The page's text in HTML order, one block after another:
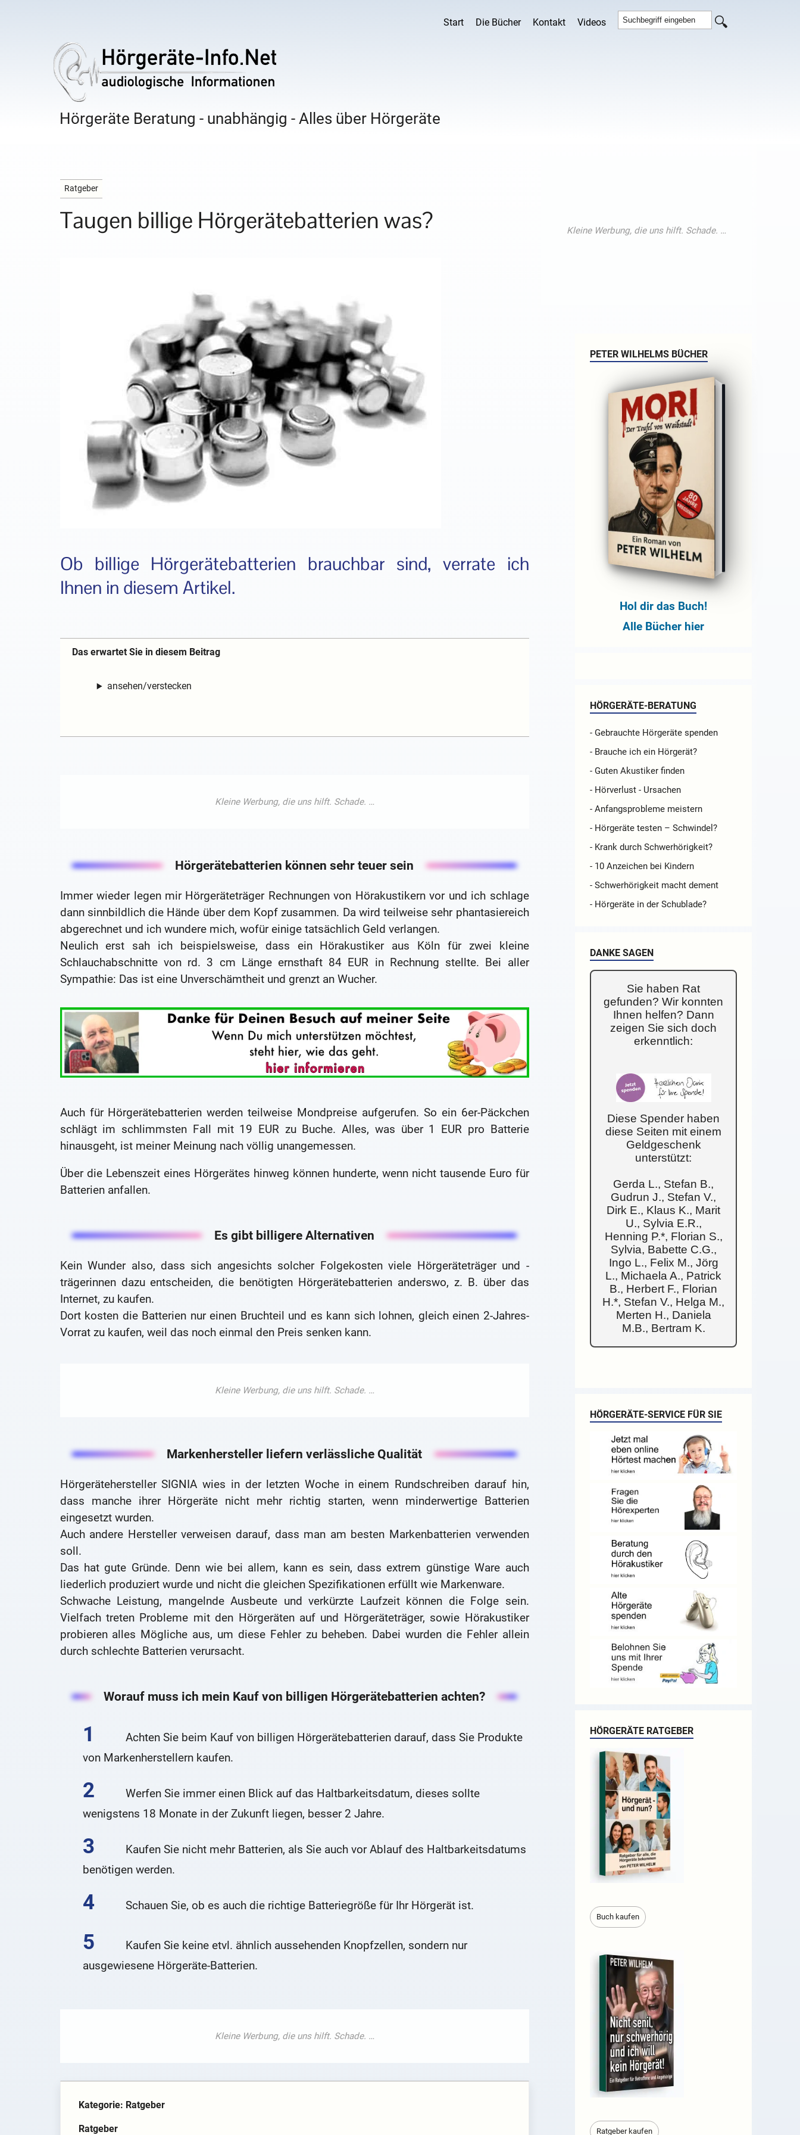
Start Die Bücher Kontakt Videos
Hörgeräte Beratung - unabhängig - Alles über Hörgeräte
Ratgeber
Taugen billige Hörgerätebatterien was?
Ob billige Hörgerätebatterien brauchbar sind, verrate ich
Ihnen in diesem Artikel.
Das erwartet Sie in diesem Beitrag
ansehen/verstecken
Hörgerätebatterien können sehr teuer sein
Immer wieder legen mir Hörgeräteträger Rechnungen von Hörakustikern vor und ich schlage
dann sinnbildlich die Hände über dem Kopf zusammen. Da wird teilweise sehr phantasiereich
abgerechnet und ich wundere mich, wofür einige tatsächlich Geld verlangen.
Neulich erst sah ich beispielsweise, dass ein Hörakustiker aus Köln für zwei kleine
Schlauchabschnitte von rd. 3 cm Länge ernsthaft 84 EUR in Rechnung stellte. Bei aller
Sympathie: Das ist eine Unverschämtheit und grenzt an Wucher.
Auch für Hörgerätebatterien werden teilweise Mondpreise aufgerufen. So ein 6er-Päckchen
schlägt im schlimmsten Fall mit 19 EUR zu Buche. Alles, was über 1 EUR pro Batterie
hinausgeht, ist meiner Meinung nach völlig unangemessen.
Über die Lebenszeit eines Hörgerätes hinweg können hunderte, wenn nicht tausende Euro für
Batterien anfallen.
Es gibt billigere Alternativen
Kein Wunder also, dass sich angesichts solcher Folgekosten viele Hörgeräteträger und -
trägerinnen dazu entscheiden, die benötigten Hörgerätebatterien anderswo, z. B. über das
Internet, zu kaufen.
Dort kosten die Batterien nur einen Bruchteil und es kann sich lohnen, gleich einen 2-Jahres-
Vorrat zu kaufen, weil das noch einmal den Preis senken kann.
Markenhersteller liefern verlässliche Qualität
Hörgerätehersteller SIGNIA wies in der letzten Woche in einem Rundschreiben darauf hin,
dass manche ihrer Hörgeräte nicht mehr richtig starten, wenn minderwertige Batterien
eingesetzt wurden.
Auch andere Hersteller verweisen darauf, dass man am besten Markenbatterien verwenden
soll.
Das hat gute Gründe. Denn wie bei allem, kann es sein, dass extrem günstige Ware auch
liederlich produziert wurde und nicht die gleichen Spezifikationen erfüllt wie Markenware.
Schwache Leistung, mangelnde Ausbeute und verkürzte Laufzeit können die Folge sein.
Vielfach treten Probleme mit den Hörgeräten auf und Hörgeräteträger, sowie Hörakustiker
probieren alles Mögliche aus, um diese Fehler zu beheben. Dabei wurden die Fehler allein
durch schlechte Batterien verursacht.
Worauf muss ich mein Kauf von billigen Hörgerätebatterien achten?
Achten Sie beim Kauf von billigen Hörgerätebatterien darauf, dass Sie Produkte
von Markenherstellern kaufen.
Werfen Sie immer einen Blick auf das Haltbarkeitsdatum, dieses sollte
wenigstens 18 Monate in der Zukunft liegen, besser 2 Jahre.
Kaufen Sie nicht mehr Batterien, als Sie auch vor Ablauf des Haltbarkeitsdatums
benötigen werden.
Schauen Sie, ob es auch die richtige Batteriegröße für Ihr Hörgerät ist.
Kaufen Sie keine etvl. ähnlich aussehenden Knopfzellen, sondern nur
ausgewiesene Hörgeräte-Batterien.
Kategorie: Ratgeber
Ratgeber
PETER WILHELMS BÜCHER
Hol dir das Buch!
Alle Bücher hier
HÖRGERÄTE-BERATUNG
- Gebrauchte Hörgeräte spenden
- Brauche ich ein Hörgerät?
- Guten Akustiker finden
- Hörverlust - Ursachen
- Anfangsprobleme meistern
- Hörgeräte testen – Schwindel?
- Krank durch Schwerhörigkeit?
- 10 Anzeichen bei Kindern
- Schwerhörigkeit macht dement
- Hörgeräte in der Schublade?
DANKE SAGEN
Sie haben Rat
gefunden? Wir konnten
Ihnen helfen? Dann
zeigen Sie sich doch
erkenntlich:
Diese Spender haben
diese Seiten mit einem
Geldgeschenk
unterstützt:
Gerda L., Stefan B.,
Gudrun J., Stefan V.,
Dirk E., Klaus K., Marit
U., Sylvia E.R.,
Henning P.*, Florian S.,
Sylvia, Babette C.G.,
Ingo L., Felix M., Jörg
L., Michaela A., Patrick
B., Herbert F., Florian
H.*, Stefan V., Helga M.,
Merten H., Daniela
M.B., Bertram K.
HÖRGERÄTE-SERVICE FÜR SIE
HÖRGERÄTE RATGEBER
Buch kaufen
Ratgeber kaufen